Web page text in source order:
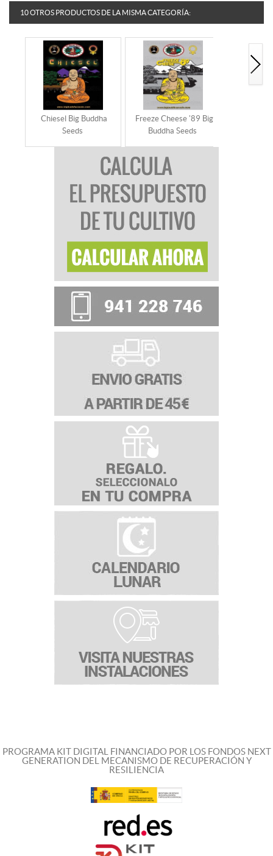
10 OTROS PRODUCTOS DE LA MISMA CATEGORÍA:
Chiesel Big Buddha
Seeds
Freeze Cheese '89 Big
Buddha Seeds
PROGRAMA KIT DIGITAL FINANCIADO POR LOS FONDOS NEXT
GENERATION DEL MECANISMO DE RECUPERACIÓN Y
RESILIENCIA